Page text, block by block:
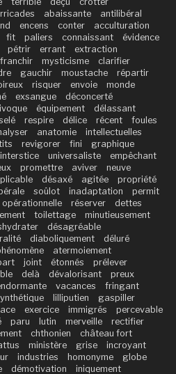
abaissante
antilibéral
encens conter
acculturation
fit paliers connaissant
évidence
pétrir errant
extraction
mysticisme
clarifier
gauchir moustache
répartir
risquer envoie
monde
exsangue
déconcerté
équipement
délassant
respire délice récent
foules
anatomie
intellectuelles
revigorer fini
graphique
interstice universaliste
empêchant
promettre aviver
neuve
désaxé agitée
propriété
soûlot inadaptation
permit
opérationnelle réserver
dettes
toilettage
minutieusement
désagréable
diaboliquement
déluré
atermoiement
joint étonnés
prélever
delà dévalorisant
preux
vacances
fringant
lilliputien
gaspiller
exercice immigrés
percevable
paru lutin merveille
rectifier
chthonien
château fort
ministère grise
incroyant
industries homonyme
globe
démotivation iniquement